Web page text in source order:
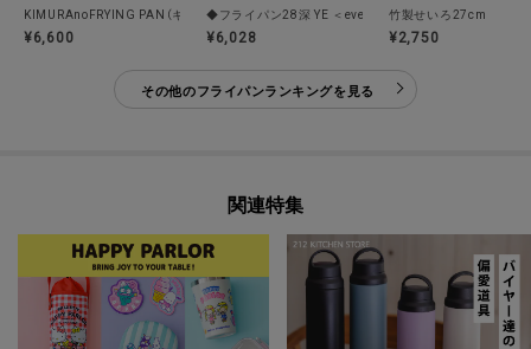
KIMURAnoFRYING PAN（キムラノフライパン）BK
¥6,600
◆フライパン28深 YE ＜evercook エバークック＞
¥6,028
竹製せいろ27cm
¥2,750
その他のフライパンランキングを見る
関連特集